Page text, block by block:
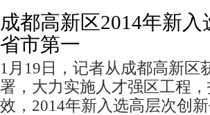
成都高新区2014年新
省市第一
1月19日，记者从成都高新区
署，大力实施人才强区工程
效，2014年新入选高层次创